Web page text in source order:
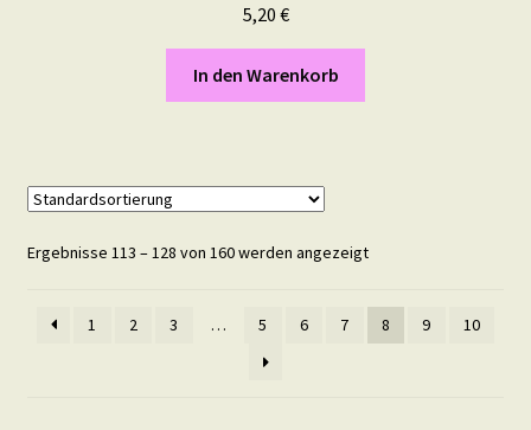
5,20 €
In den Warenkorb
Ergebnisse 113 – 128 von 160 werden angezeigt
1 2 3 … 5 6 7 8 9 10